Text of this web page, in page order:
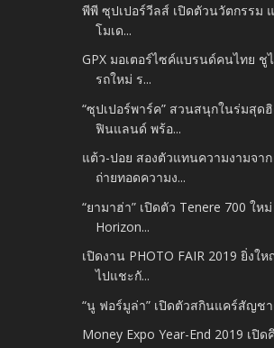
พีพี ซุปเปอร์วีลส์ เปิดตัวนวัตกรรม
โมเด...
GPX มอเตอร์ไซค์แบรนด์คนไทย ชู
รถใหม่ ร...
“ซุปเปอร์พาร์ค” สวนสนุกในร่มสุด
ฟินแลนด์ พร้อ...
แต้ว-ปอย สองตัวแทนความงามจาก
ถ่ายทอดความง...
“ยามาฮ่า” เปิดตัว Tenere 700 ให
Horizon...
เปิดงาน PHOTO FAIR 2019 ยิ่งใ
ไปแชะกั...
“นู ฟอร์มูล่า” เปิดตัวสกินแคร์สัญช
Money Expo Year-End 2019 เปิด